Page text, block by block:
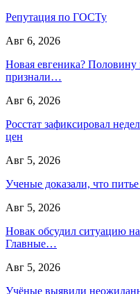
Репутация по ГОСТу
Авг 6, 2026
Новая евгеника? Половину
признали…
Авг 6, 2026
Росстат зафиксировал
цен
Авг 5, 2026
Ученые доказали, что
Авг 5, 2026
Новак обсудил ситуацию
Главные…
Авг 5, 2026
Учёные выявили